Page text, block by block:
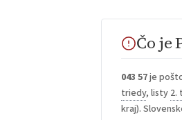
Čo je
043 57je
triedy, listy 2.
kraj).